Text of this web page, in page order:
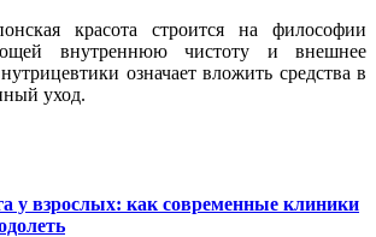
красота строится на философии
внутреннюю чистоту и внешнее
означает вложить средства в
уход.
у взрослых: как современные клиники